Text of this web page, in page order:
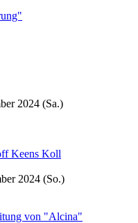
2024 (Sa.)
Keens Koll
2024 (So.)
von "Alcina"